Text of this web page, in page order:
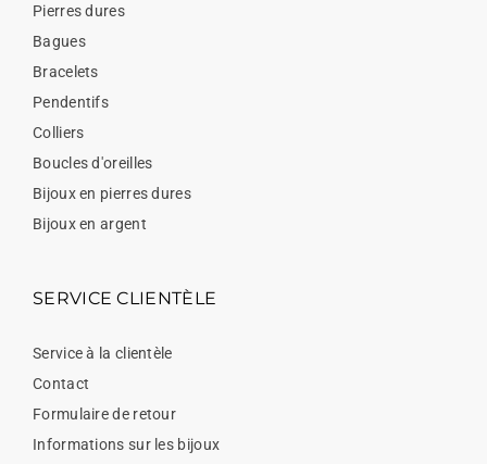
Pierres dures
Bagues
Bracelets
Pendentifs
Colliers
Boucles d'oreilles
Bijoux en pierres dures
Bijoux en argent
SERVICE CLIENTÈLE
Service à la clientèle
Contact
Formulaire de retour
Informations sur les bijoux